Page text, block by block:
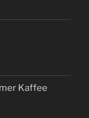
Kaffee